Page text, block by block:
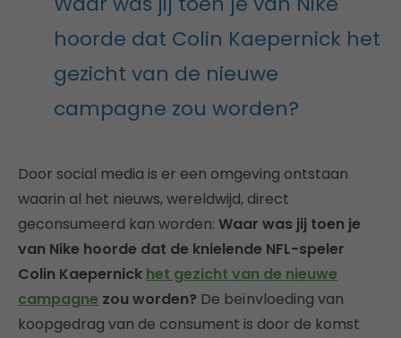
hoorde dat Colin Kaepernick het
gezicht van de nieuwe
campagne zou worden?
Door social media is er een omgeving ontstaan
waarin al het nieuws, wereldwijd, direct
geconsumeerd kan worden: Waar was jij toen je
van Nike hoorde dat de knielende NFL-speler
Colin Kaepernick het gezicht van de nieuwe
campagne zou worden? De beïnvloeding van
koopgedrag van de consument is door de komst